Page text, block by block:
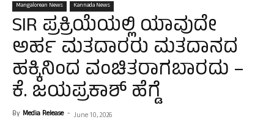
Mangalorean News Kannada News
SIR ಪ್ರಕ್ರಿಯೆಯಲ್ಲಿ ಯಾವುದೇ
ಅರ್ಹ ಮತದಾರರು ಮತದಾನದ
ಹಕ್ಕಿನಿಂದ ವಂಚಿತರಾಗಬಾರದು –
ಕೆ. ಜಯಪ್ರಕಾಶ್ ಹೆಗ್ಡೆ
By Media Release - June 10, 2026